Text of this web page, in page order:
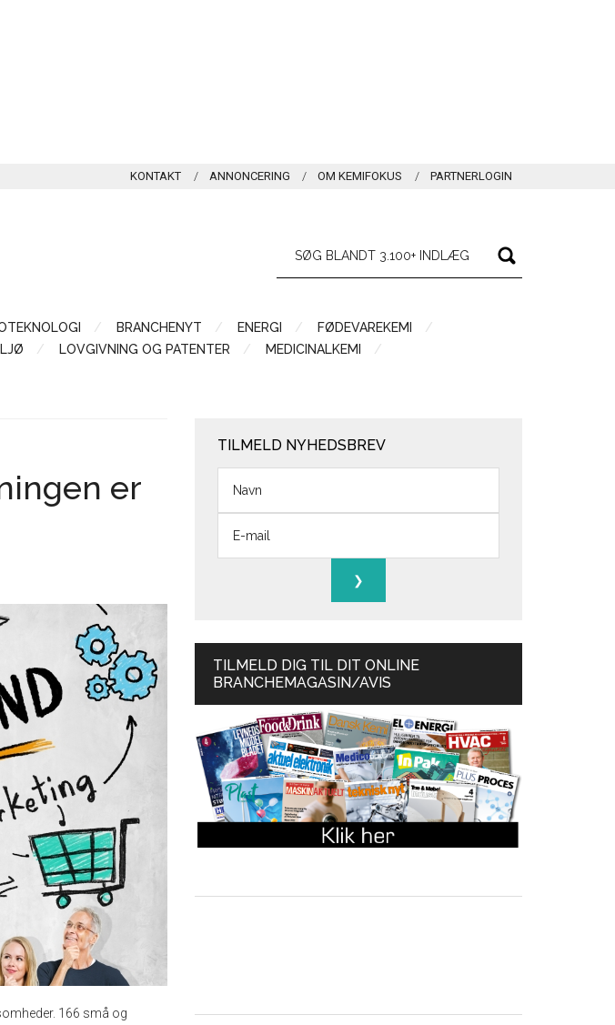
KONTAKT ANNONCERING OM KEMIFOKUS PARTNERLOGIN
BRANCHENYT ENERGI
FØDEVAREKEMI
LOVGIVNING OG PATENTER
MEDICINALKEMI
er
166 små og
TILMELD NYHEDSBREV
TILMELD DIG TIL DIT ONLINE
BRANCHEMAGASIN/AVIS